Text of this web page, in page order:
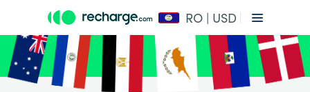
RO | USD